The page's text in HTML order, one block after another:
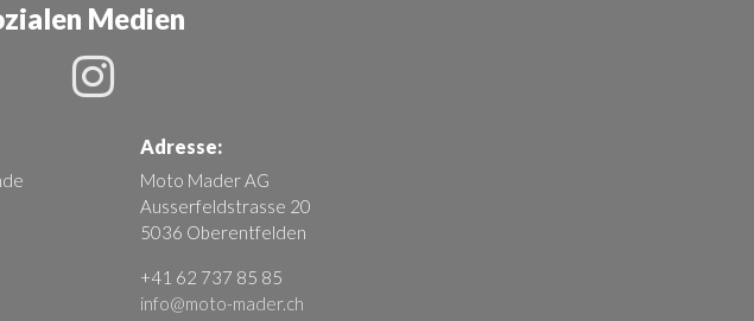
Medien
Adresse:
Moto Mader AG
Ausserfeldstrasse 20
5036 Oberentfelden
+41 62 737 85 85
info@moto-mader.ch